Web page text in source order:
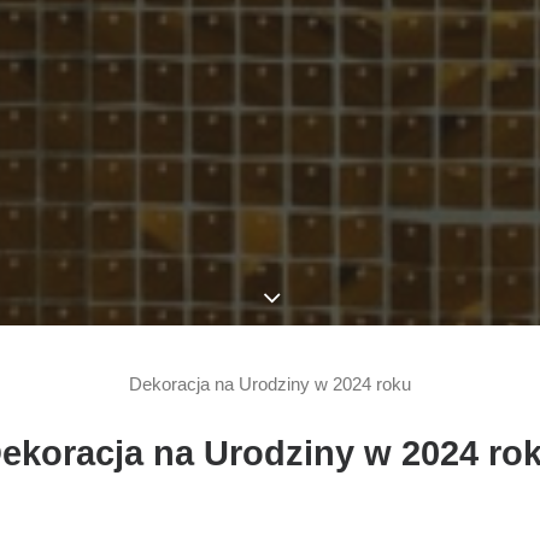
Dekoracja na Urodziny w 2024 roku
na Urodziny w 2024